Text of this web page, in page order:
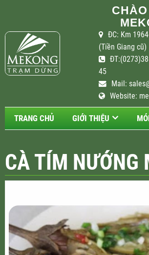
ĐC: Km
(Tiền Giang cũ)
45
Mail:
Website:
TRANG CHỦ GIỚI THIỆU
CÀ TÍM NƯỚNG